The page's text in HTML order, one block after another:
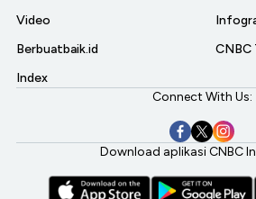
Video
Berbuatbaik.id
Index
CNBC
Connect With Us:
Download aplikasi CNBC